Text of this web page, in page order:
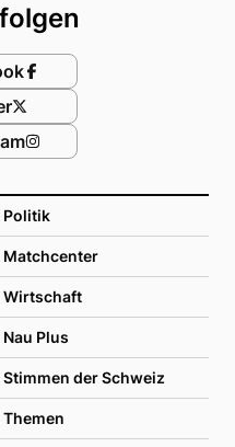
Politik
Matchcenter
Wirtschaft
Nau Plus
Stimmen der Schweiz
Themen